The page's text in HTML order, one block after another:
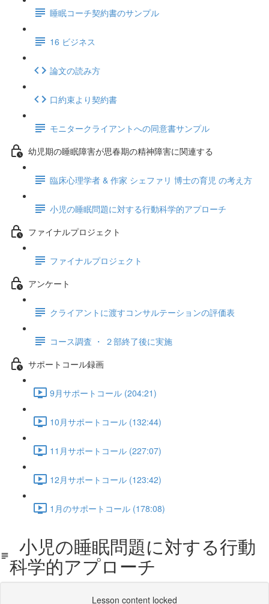
睡眠コーチ契約書のサンプル
16 ビジネス
論文の読み方
口約束より契約書
モニタークライアントへの同意書サンプル
幼児期の睡眠障害が思春期の精神障害に関連する
臨床心理学者 & 作家 シェファリ 博士の育児 の考え方
小児の睡眠問題に対する行動科学的アプローチ
ファイナルプロジェクト
ファイナルプロジェクト
アンケート
クライアントに渡すコンサルテーションの評価表
コース調査 ・ ２部終了後に実施
サポートコール録画
9月サポートコール (204:21)
10月サポートコール (132:44)
11月サポートコール (227:07)
12月サポートコール (123:42)
1月のサポートコール (178:08)
小児の睡眠問題に対する行動
科学的アプローチ
Lesson content locked